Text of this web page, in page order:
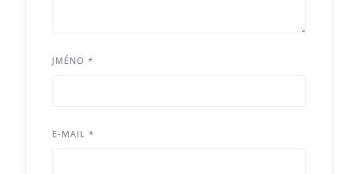
JMÉNO *
E-MAIL *